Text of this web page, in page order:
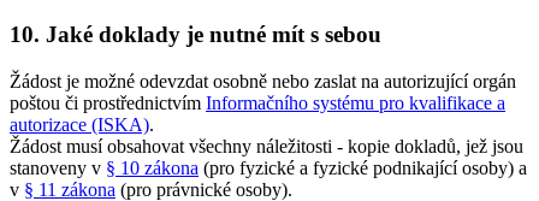
10. Jaké doklady je nutné mít s sebou
Žádost je možné odevzdat osobně nebo zaslat na autorizující orgán
poštou či prostřednictvím Informačního systému pro kvalifikace a
autorizace (ISKA).
Žádost musí obsahovat všechny náležitosti - kopie dokladů, jež jsou
stanoveny v § 10 zákona (pro fyzické a fyzické podnikající osoby) a
v § 11 zákona (pro právnické osoby).